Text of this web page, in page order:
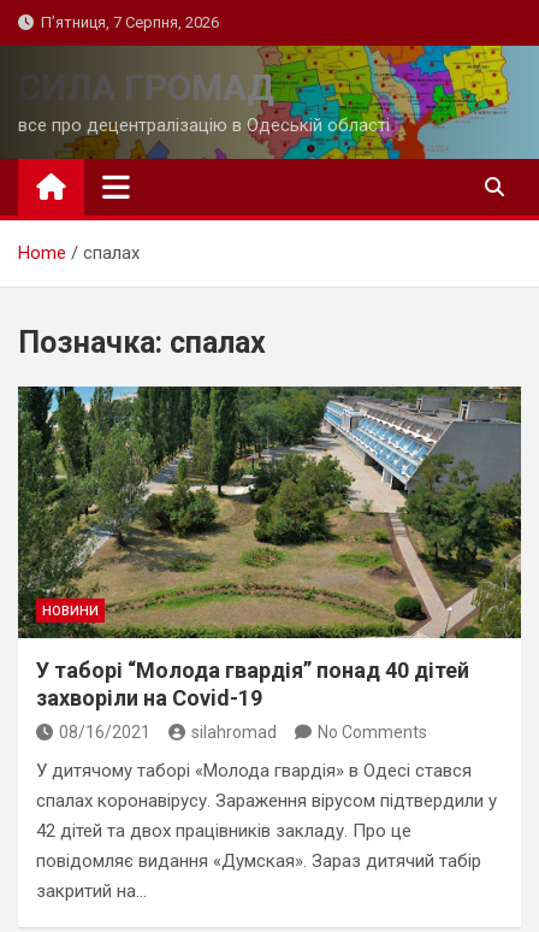
Skip
to
П’ятниця, 7 Серпня, 2026
СИЛА ГРОМАД
все про децентралізацію в Одеській області
Home спалах
Позначка: спалах
НОВИНИ
У таборі “Молода гвардія” понад 40 дітей
захворіли на Covid-19
08/16/2021 silahromad No Comments
У дитячому таборі «Молода гвардія» в Одесі стався
спалах коронавірусу. Зараження вірусом підтвердили у
42 дітей та двох працівників закладу. Про це
повідомляє видання «Думская». Зараз дитячий табір
закритий на…